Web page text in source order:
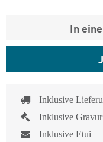
In
Inklusive
Inklusive Gravur
Inklusive Etui